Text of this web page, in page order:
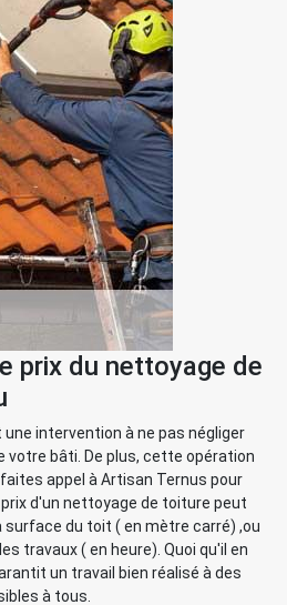
prix du nettoyage de
intervention à ne pas négliger
votre bâti. De plus, cette opération
appel à Artisan Ternus pour
d'un nettoyage de toiture peut
du toit ( en mètre carré) ,ou
travaux ( en heure). Quoi qu'il en
un travail bien réalisé à des
à tous.